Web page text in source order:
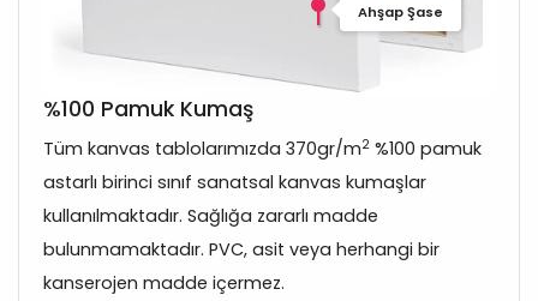
Ahşap Şase
%100 Pamuk Kumaş
Tüm kanvas tablolarımızda 370gr/m2 %100 pamuk
astarlı birinci sınıf sanatsal kanvas kumaşlar
kullanılmaktadır. Sağlığa zararlı madde
bulunmamaktadır. PVC, asit veya herhangi bir
kanserojen madde içermez.